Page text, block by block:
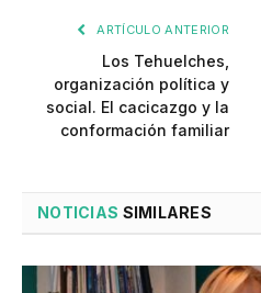
ARTÍCULO ANTERIOR
Los Tehuelches,
organización política y
social. El cacicazgo y la
conformación familiar
NOTICIAS SIMILARES